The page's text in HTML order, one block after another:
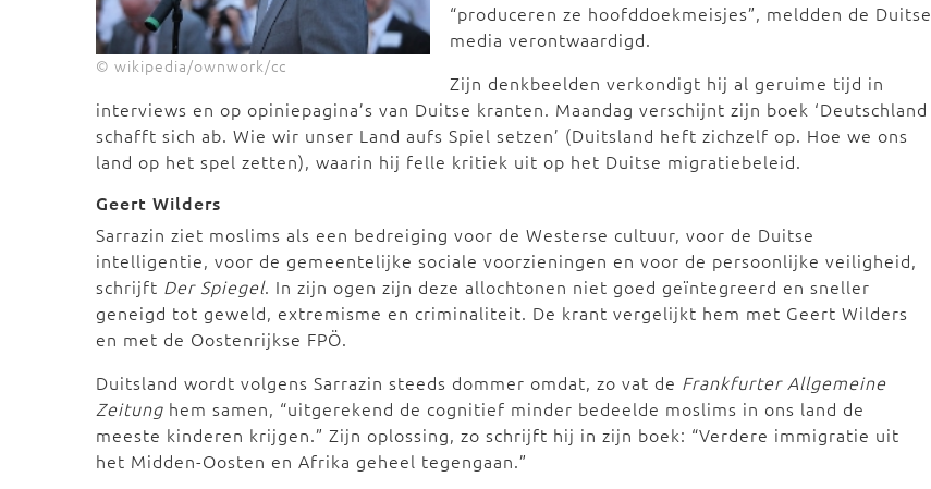
© wikipedia/ownwork/cc
“produceren ze hoofddoekmeisjes”, meldden de Duitse
media verontwaardigd.
Zijn denkbeelden verkondigt hij al geruime tijd in
interviews en op opiniepagina’s van Duitse kranten. Maandag verschijnt zijn boek ‘Deutschland
schafft sich ab. Wie wir unser Land aufs Spiel setzen’ (Duitsland heft zichzelf op. Hoe we ons
land op het spel zetten), waarin hij felle kritiek uit op het Duitse migratiebeleid.
Geert Wilders
Sarrazin ziet moslims als een bedreiging voor de Westerse cultuur, voor de Duitse
intelligentie, voor de gemeentelijke sociale voorzieningen en voor de persoonlijke veiligheid,
schrijft Der Spiegel. In zijn ogen zijn deze allochtonen niet goed geïntegreerd en sneller
geneigd tot geweld, extremisme en criminaliteit. De krant vergelijkt hem met Geert Wilders
en met de Oostenrijkse FPÖ.
Duitsland wordt volgens Sarrazin steeds dommer omdat, zo vat de Frankfurter Allgemeine
Zeitung hem samen, “uitgerekend de cognitief minder bedeelde moslims in ons land de
meeste kinderen krijgen.” Zijn oplossing, zo schrijft hij in zijn boek: “Verdere immigratie uit
het Midden-Oosten en Afrika geheel tegengaan.”